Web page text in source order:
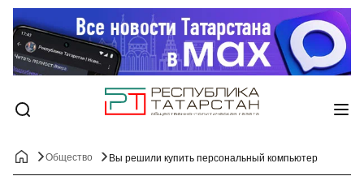
Общество Вы решили купить персональный компьютер